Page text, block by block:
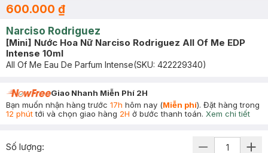
600.000 ₫
Narciso Rodriguez
[Mini] Nước Hoa Nữ Narciso Rodriguez All Of Me EDP
Intense 10ml
All Of Me Eau De Parfum Intense(SKU: 422229340)
Giao Nhanh Miễn Phí 2H
Bạn muốn nhận hàng trước 17h hôm nay (Miễn phí). Đặt hàng trong
12 phúttới và chọn giao hàng 2H ở bước thanh toán. Xem chi tiết
Số lượng: